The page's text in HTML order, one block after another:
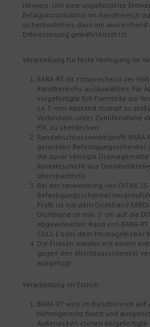
Hinweis: Um eine ungehinderte
Belagskonstruktion im Randbereich
sicherzustellen, dass ein ausreichend
Entwässerung gewährleistet ist.
Verarbeitung für feste Verlegung im
BARA-RT ist entsprechend der
Randbereichs auszuwählen. Für
vorgefertigte Eck-Formteile zur
ca. 5 mm Abstand stumpf zu
Verbindern, unter Zuhilfenahme
FIX, zu überdecken.
Randabschlusswinkelprofil
gelochten Befestigungsschenkel
die zuvor verlegte Drainagematte
Kontaktschicht aus
überspachteln.
Bei der Verwendung von DITRA
Befestigungsschenkel
Profil ist mit dem Dichtband
Dichtband ist min. 5 cm auf die
abgewinkelten Rand von BARA-
COLL-L oder dem Montagekleber
Die Fliesen werden mit einem
gegen den Abschlussschenkel
ausgefugt.
Verarbeitung im Estrich
BARA-RT wird im Randbereich
höhengerecht fixiert und
Außenecken stehen vorgefertigte